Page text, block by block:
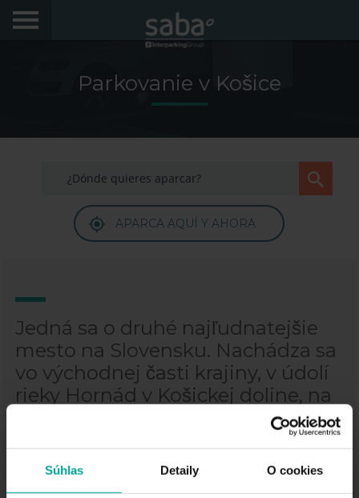
Súhlas Detaily O cookies
Rady
Dobrý den! Radi by sme vás znovu videli. Zaregistrujte
FAQs
Parkovanie v Košice
APARCA AQUÍ Y AHORA
Jedná sa o druhé najľudnatejšie
mesto na Slovensku. Nachádza sa
vo východnej časti krajiny, v údolí
rieky Hornád v Košickej doline, na
severe obklopenej Čiernou Horou
a na západe Volovskými vrchmi. Je
sídlom niekoľkých vysokých škôl a
Ústavného súdu SR. Mesto má